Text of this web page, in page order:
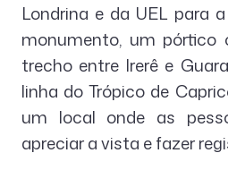
Londrina e da UEL para
monumento, um pórtico
trecho entre Irerê e
linha do Trópico de
um local onde as
apreciar a vista e fazer